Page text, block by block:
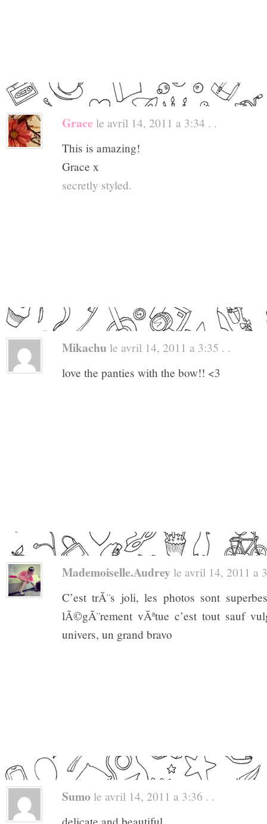
Grace le avril 14, 2011 a 3:34 . .
This is amazing!
Grace x
secretly styled.
Mikachu le avril 14, 2011 a 3:35 . .
love the panties with the bow!! <3
Mademoiselle.audrey le avril 14, 2011 a
C’est trÃ¨s joli, les photos sont
lÃ©gÃ¨rement vÃªtue c’est tout sauf
univers, un grand bravo
Sumo le avril 14, 2011 a 3:36 . .